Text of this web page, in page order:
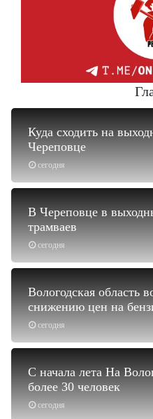
сегодня
Куда сходить на
Череповце
сегодня
В Череповце в
трамваев
сегодня
Вологодская область
снижению цен на
сегодня
С начала лета На
более 30 человек